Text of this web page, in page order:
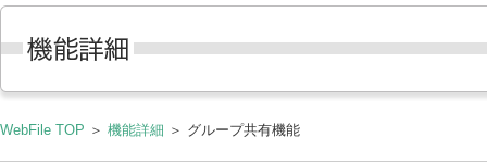
WebFile TOP ＞ 機能詳細 ＞ グループ共有機能